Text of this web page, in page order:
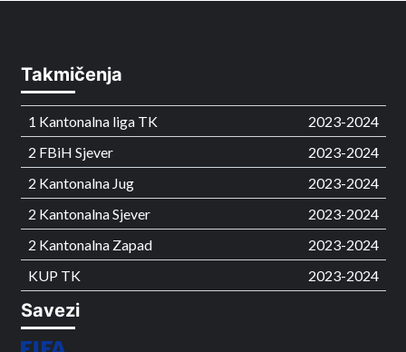
Takmičenja
1 Kantonalna liga TK
2023-2024
2 FBiH Sjever
2023-2024
2 Kantonalna Jug
2023-2024
2 Kantonalna Sjever
2023-2024
2 Kantonalna Zapad
2023-2024
KUP TK
2023-2024
Savezi